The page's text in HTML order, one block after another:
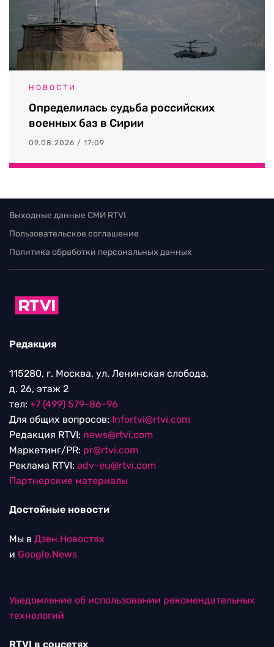
НОВОСТИ
Определилась судьба российских
военных баз в Сирии
09.08.2026 / 17:09
Выходные данные СМИ RTVI
Пользовательское соглашение
Политика обработки персональных данных
Редакция
115280, г. Москва, ул. Ленинская слобода,
д. 26, этаж 2
тел: +7 (499) 579-86-96
Для общих вопросов: Infortvi@rtvi.com
Редакция RTVI: news@rtvi.com
Маркетинг/PR: pr@rtvi.com
Реклама RTVI: adv-eu@rtvi.com
Партнерские материалы
Достойные новости
Мы в Дзен.Новостях
и Google.News
Уведомление об использовании рекомендательных
технологий
RTVI в соцсетях